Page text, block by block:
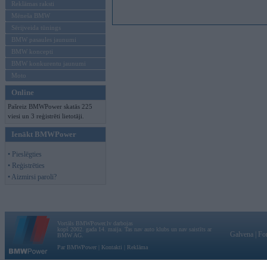
Reklāmas raksti
Mēneša BMW
Sērijveida tūnings
BMW pasaules jaunumi
BMW koncepti
BMW konkurentu jaunumi
Moto
Online
Pašreiz BMWPower skatās 225
viesi un 3 reģistrēti lietotāji.
Ienākt BMWPower
• Pieslēgties
• Reģistrēties
• Aizmirsi paroli?
Vortāls BMWPower.lv darbojas
kopš 2002. gada 14. maija. Tas nav auto klubs un nav saistīts ar
BMW AG.
Par BMWPower
Kontakti Reklāma
Galvena